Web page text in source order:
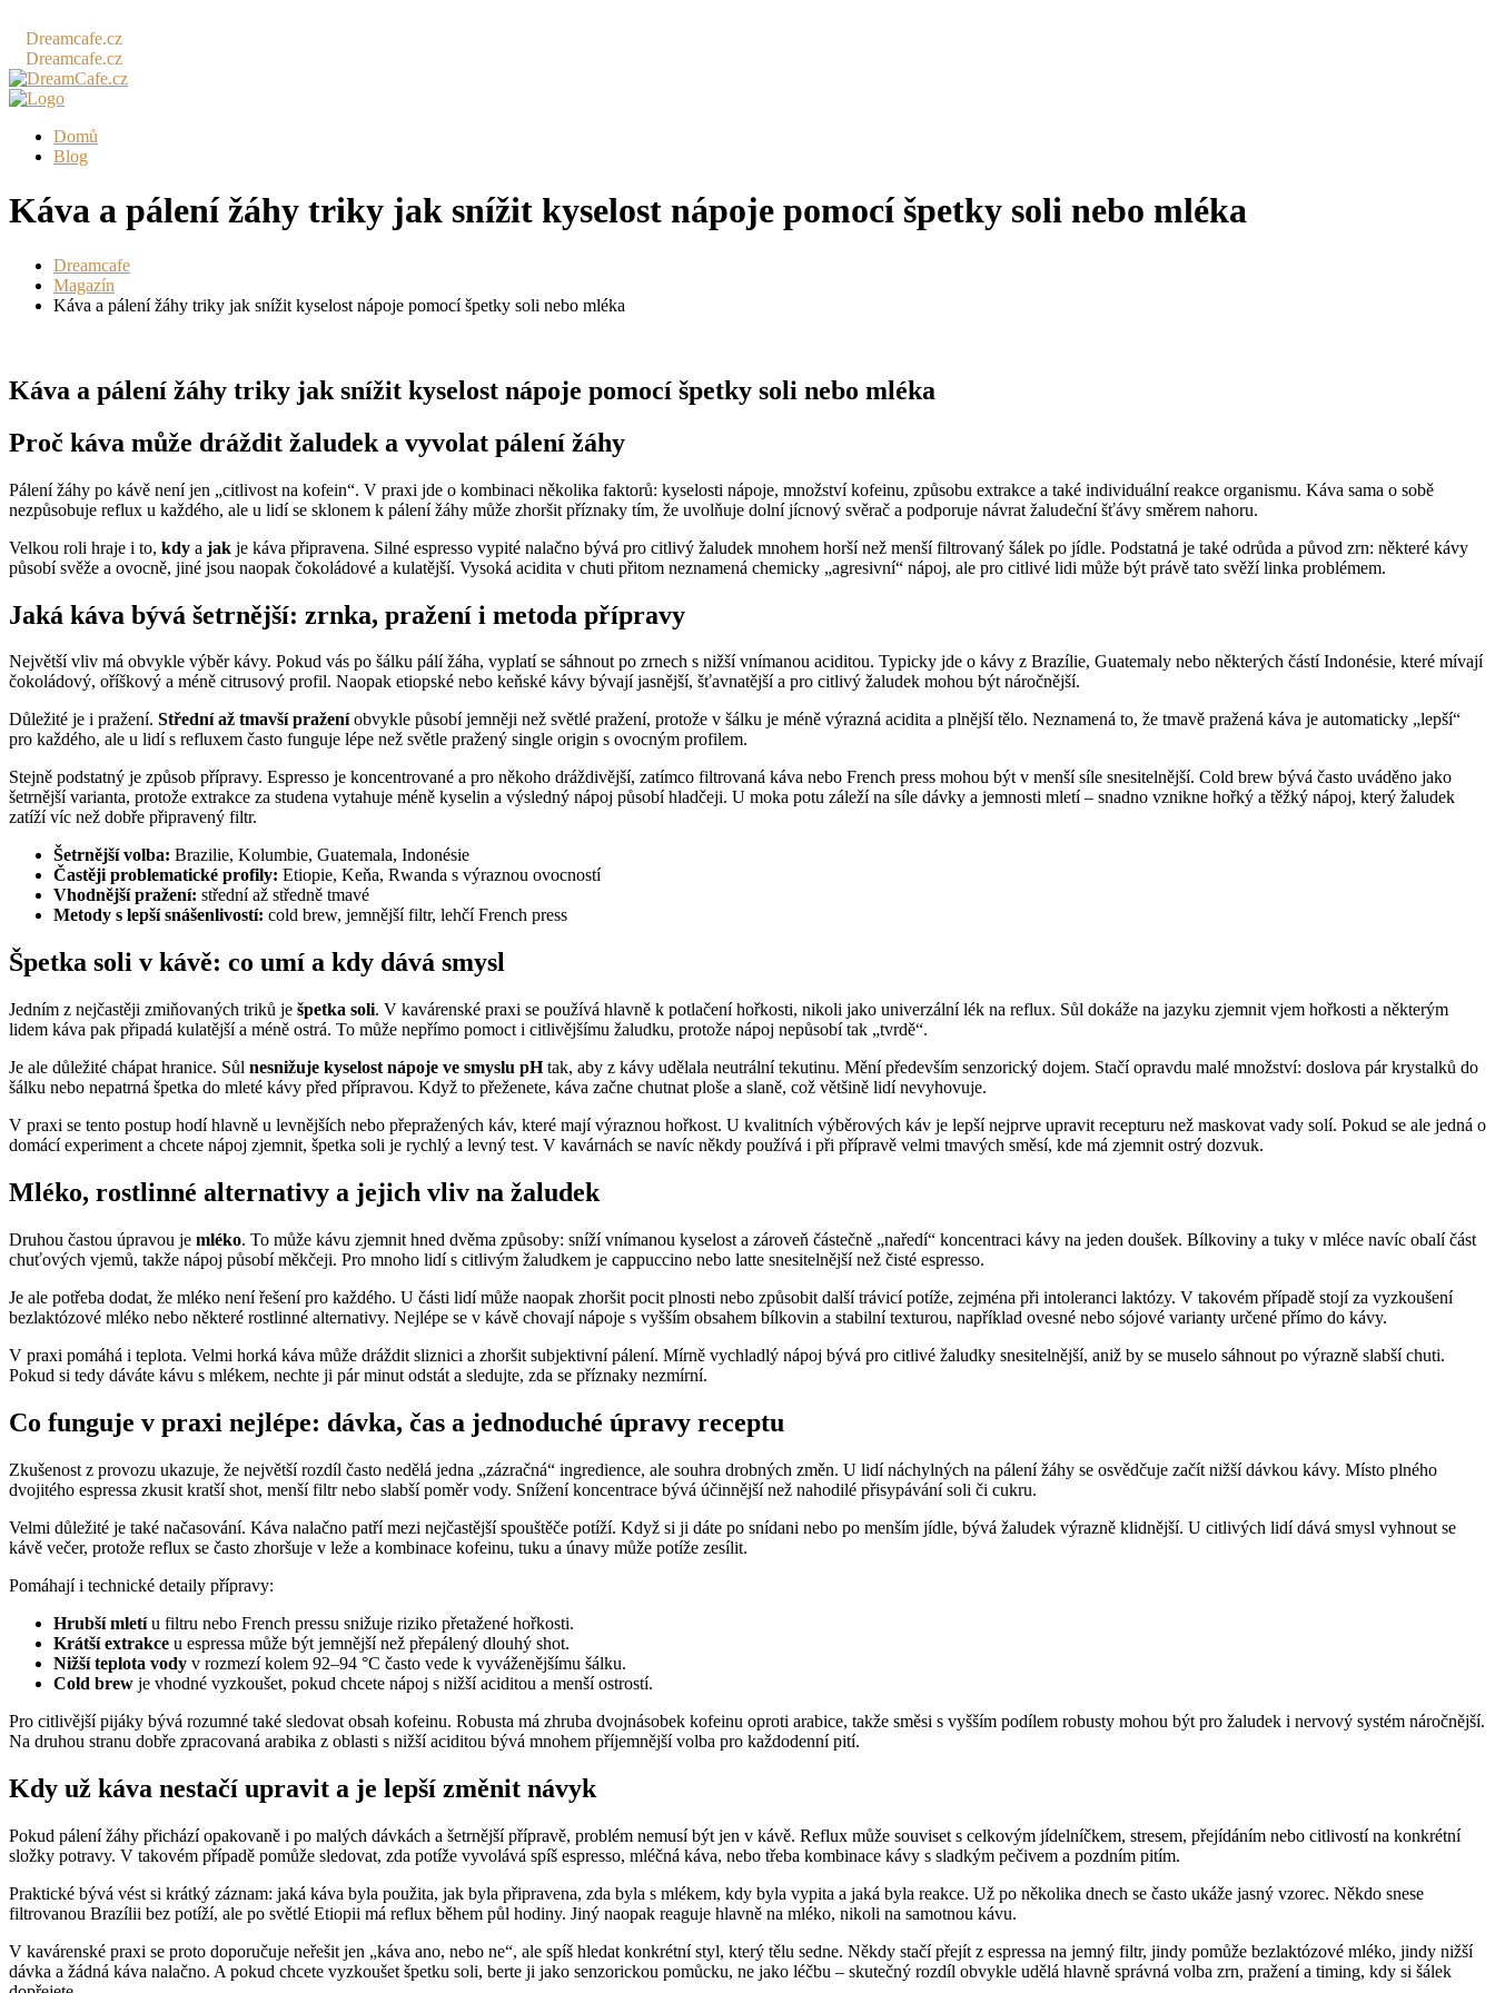
Dreamcafe.cz
Dreamcafe.cz
Domů
Blog
Káva a pálení žáhy triky jak snížit kyselost nápoje pomocí špetky soli nebo mléka
Dreamcafe
Magazín
Káva a pálení žáhy triky jak snížit kyselost nápoje pomocí špetky soli nebo mléka
Káva a pálení žáhy triky jak snížit kyselost nápoje pomocí špetky soli nebo mléka
Proč káva může dráždit žaludek a vyvolat pálení žáhy
Pálení žáhy po kávě není jen „citlivost na kofein“. V praxi jde o kombinaci několika faktorů: kyselosti nápoje, množství kofeinu, způsobu extrakce a také individuální reakce organismu. Káva sama o sobě
nezpůsobuje reflux u každého, ale u lidí se sklonem k pálení žáhy může zhoršit příznaky tím, že uvolňuje dolní jícnový svěrač a podporuje návrat žaludeční šťávy směrem nahoru.
Velkou roli hraje i to, kdy a jak je káva připravena. Silné espresso vypité nalačno bývá pro citlivý žaludek mnohem horší než menší filtrovaný šálek po jídle. Podstatná je také odrůda a původ zrn: některé kávy
působí svěže a ovocně, jiné jsou naopak čokoládové a kulatější. Vysoká acidita v chuti přitom neznamená chemicky „agresivní“ nápoj, ale pro citlivé lidi může být právě tato svěží linka problémem.
Jaká káva bývá šetrnější: zrnka, pražení i metoda přípravy
Největší vliv má obvykle výběr kávy. Pokud vás po šálku pálí žáha, vyplatí se sáhnout po zrnech s nižší vnímanou aciditou. Typicky jde o kávy z Brazílie, Guatemaly nebo některých částí Indonésie, které mívají
čokoládový, oříškový a méně citrusový profil. Naopak etiopské nebo keňské kávy bývají jasnější, šťavnatější a pro citlivý žaludek mohou být náročnější.
Důležité je i pražení. Střední až tmavší praženíobvykle působí jemněji než světlé pražení, protože v šálku je méně výrazná acidita a plnější tělo. Neznamená to, že tmavě pražená káva je automaticky „lepší“
pro každého, ale u lidí s refluxem často funguje lépe než světle pražený single origin s ovocným profilem.
Stejně podstatný je způsob přípravy. Espresso je koncentrované a pro někoho dráždivější, zatímco filtrovaná káva nebo French press mohou být v menší síle snesitelnější. Cold brew bývá často uváděno jako
šetrnější varianta, protože extrakce za studena vytahuje méně kyselin a výsledný nápoj působí hladčeji. U moka potu záleží na síle dávky a jemnosti mletí – snadno vznikne hořký a těžký nápoj, který žaludek
zatíží víc než dobře připravený filtr.
Šetrnější volba: Brazilie, Kolumbie, Guatemala, Indonésie
Častěji problematické profily: Etiopie, Keňa, Rwanda s výraznou ovocností
Vhodnější pražení: střední až středně tmavé
Metody s lepší snášenlivostí: cold brew, jemnější filtr, lehčí French press
Špetka soli v kávě: co umí a kdy dává smysl
Jedním z nejčastěji zmiňovaných triků je špetka soli. V kavárenské praxi se používá hlavně k potlačení hořkosti, nikoli jako univerzální lék na reflux. Sůl dokáže na jazyku zjemnit vjem hořkosti a některým
lidem káva pak připadá kulatější a méně ostrá. To může nepřímo pomoct i citlivějšímu žaludku, protože nápoj nepůsobí tak „tvrdě“.
Je ale důležité chápat hranice. Sůl nesnižuje kyselost nápoje ve smyslu pHtak, aby z kávy udělala neutrální tekutinu. Mění především senzorický dojem. Stačí opravdu malé množství: doslova pár krystalků do
šálku nebo nepatrná špetka do mleté kávy před přípravou. Když to přeženete, káva začne chutnat ploše a slaně, což většině lidí nevyhovuje.
V praxi se tento postup hodí hlavně u levnějších nebo přepražených káv, které mají výraznou hořkost. U kvalitních výběrových káv je lepší nejprve upravit recepturu než maskovat vady solí. Pokud se ale jedná o
domácí experiment a chcete nápoj zjemnit, špetka soli je rychlý a levný test. V kavárnách se navíc někdy používá i při přípravě velmi tmavých směsí, kde má zjemnit ostrý dozvuk.
Mléko, rostlinné alternativy a jejich vliv na žaludek
Druhou častou úpravou je mléko. To může kávu zjemnit hned dvěma způsoby: sníží vnímanou kyselost a zároveň částečně „naředí“ koncentraci kávy na jeden doušek. Bílkoviny a tuky v mléce navíc obalí část
chuťových vjemů, takže nápoj působí měkčeji. Pro mnoho lidí s citlivým žaludkem je cappuccino nebo latte snesitelnější než čisté espresso.
Je ale potřeba dodat, že mléko není řešení pro každého. U části lidí může naopak zhoršit pocit plnosti nebo způsobit další trávicí potíže, zejména při intoleranci laktózy. V takovém případě stojí za vyzkoušení
bezlaktózové mléko nebo některé rostlinné alternativy. Nejlépe se v kávě chovají nápoje s vyšším obsahem bílkovin a stabilní texturou, například ovesné nebo sójové varianty určené přímo do kávy.
V praxi pomáhá i teplota. Velmi horká káva může dráždit sliznici a zhoršit subjektivní pálení. Mírně vychladlý nápoj bývá pro citlivé žaludky snesitelnější, aniž by se muselo sáhnout po výrazně slabší chuti.
Pokud si tedy dáváte kávu s mlékem, nechte ji pár minut odstát a sledujte, zda se příznaky nezmírní.
Co funguje v praxi nejlépe: dávka, čas a jednoduché úpravy receptu
Zkušenost z provozu ukazuje, že největší rozdíl často nedělá jedna „zázračná“ ingredience, ale souhra drobných změn. U lidí náchylných na pálení žáhy se osvědčuje začít nižší dávkou kávy. Místo plného
dvojitého espressa zkusit kratší shot, menší filtr nebo slabší poměr vody. Snížení koncentrace bývá účinnější než nahodilé přisypávání soli či cukru.
Velmi důležité je také načasování. Káva nalačno patří mezi nejčastější spouštěče potíží. Když si ji dáte po snídani nebo po menším jídle, bývá žaludek výrazně klidnější. U citlivých lidí dává smysl vyhnout se
kávě večer, protože reflux se často zhoršuje v leže a kombinace kofeinu, tuku a únavy může potíže zesílit.
Pomáhají i technické detaily přípravy:
Hrubší mletíu filtru nebo French pressu snižuje riziko přetažené hořkosti.
Krátší extrakce u espressa může být jemnější než přepálený dlouhý shot.
Nižší teplota vody v rozmezí kolem 92–94 °C často vede k vyváženějšímu šálku.
Cold brew je vhodné vyzkoušet, pokud chcete nápoj s nižší aciditou a menší ostrostí.
Pro citlivější pijáky bývá rozumné také sledovat obsah kofeinu. Robusta má zhruba dvojnásobek kofeinu oproti arabice, takže směsi s vyšším podílem robusty mohou být pro žaludek i nervový systém náročnější.
Na druhou stranu dobře zpracovaná arabika z oblasti s nižší aciditou bývá mnohem příjemnější volba pro každodenní pití.
Kdy už káva nestačí upravit a je lepší změnit návyk
Pokud pálení žáhy přichází opakovaně i po malých dávkách a šetrnější přípravě, problém nemusí být jen v kávě. Reflux může souviset s celkovým jídelníčkem, stresem, přejídáním nebo citlivostí na konkrétní
složky potravy. V takovém případě pomůže sledovat, zda potíže vyvolává spíš espresso, mléčná káva, nebo třeba kombinace kávy s sladkým pečivem a pozdním pitím.
Praktické bývá vést si krátký záznam: jaká káva byla použita, jak byla připravena, zda byla s mlékem, kdy byla vypita a jaká byla reakce. Už po několika dnech se často ukáže jasný vzorec. Někdo snese
filtrovanou Brazílii bez potíží, ale po světlé Etiopii má reflux během půl hodiny. Jiný naopak reaguje hlavně na mléko, nikoli na samotnou kávu.
V kavárenské praxi se proto doporučuje neřešit jen „káva ano, nebo ne“, ale spíš hledat konkrétní styl, který tělu sedne. Někdy stačí přejít z espressa na jemný filtr, jindy pomůže bezlaktózové mléko, jindy nižší
dávka a žádná káva nalačno. A pokud chcete vyzkoušet špetku soli, berte ji jako senzorickou pomůcku, ne jako léčbu – skutečný rozdíl obvykle udělá hlavně správná volba zrn, pražení a timing, kdy si šálek